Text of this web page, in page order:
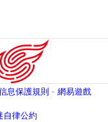
息保護規則- 網易遊戲
自律公約